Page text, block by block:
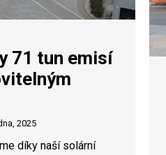
71 tun emisí
2025
díky naší solární